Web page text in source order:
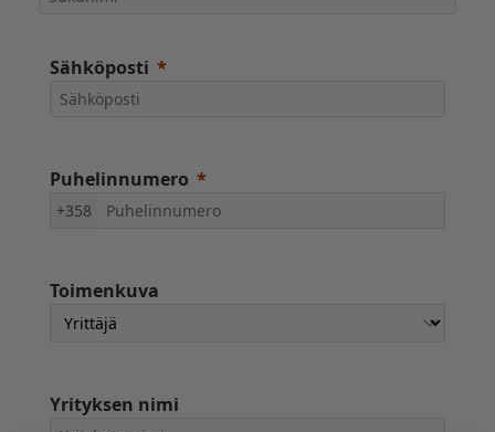
Sähköposti
Puhelinnumero
+358
Toimenkuva
Yrityksen nimi